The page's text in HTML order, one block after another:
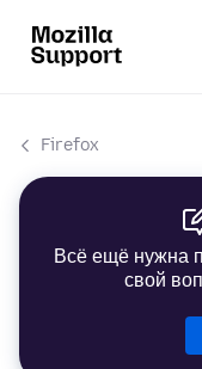
Firefox
Всё ещё нужна
свой